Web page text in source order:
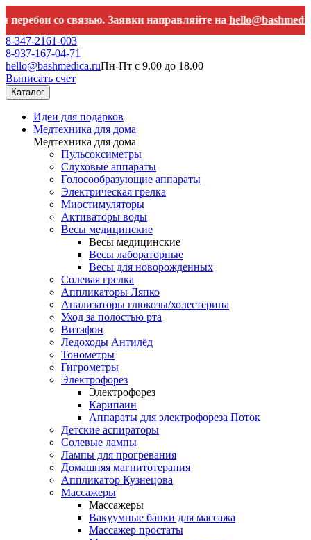
со связью. Заявки направляйте наhello@bashmedica.ru
8-347-2161-003
8-937-167-04-71
hello@bashmedica.ruПн-Пт с 9.00 до 18.00
Выписать счет
Каталог
Идеи для подарков
Медтехника для дома
Медтехника для дома
Пульсоксиметры
Слуховые аппараты
Голосообразующие аппараты
Электрическая грелка
Миостимуляторы
Активаторы воды
Весы медицинские
Весы медицинские
Весы лабораторные
Весы для новорожденных
Солевая грелка
Аппликаторы Ляпко
Анализаторы глюкозы/холестерина
Уход за полостью рта
Витафон
Ледоходы Антилёд
Тонометры
Гигрометры
Электрофорез
Электрофорез
Карипаин
Аппараты для электрофореза Поток
Детские аспираторы
Солевые лампы
Лампы для прогревания
Домашняя магнитотерапия
Аппликатор Кузнецова
Массажеры
Массажеры
Вакуумные банки для массажа
Массажер простаты